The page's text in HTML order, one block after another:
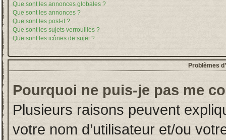
Que sont les annonces globales ?
Que sont les annonces ?
Que sont les post-it ?
Que sont les sujets verrouillés ?
Que sont les icônes de sujet ?
Problèmes
Pourquoi ne puis-je pas me
Plusieurs raisons peuvent
votre nom d’utilisateur et/ou